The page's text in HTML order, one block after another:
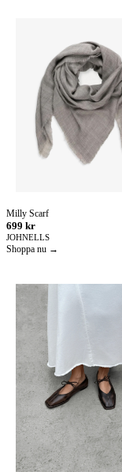
Milly Scarf
699 kr
JOHNELLS
Shoppa nu →